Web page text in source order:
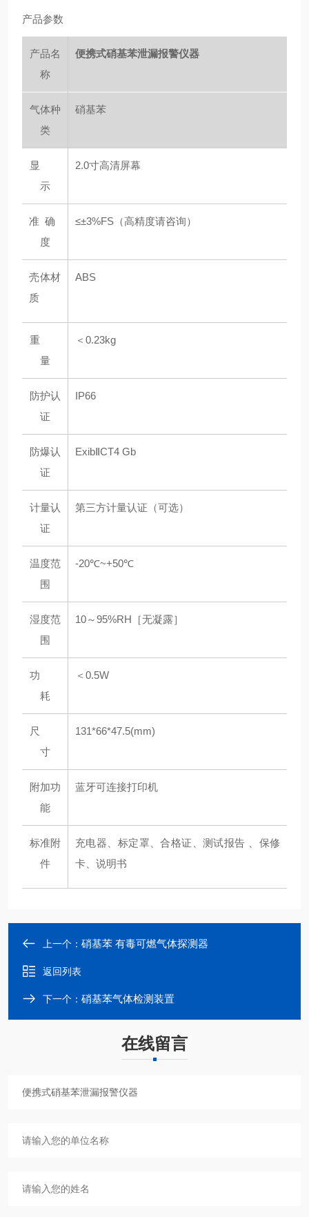
产品参数
产品名
称
便携式硝基苯泄漏报警仪器
气体种
类
硝基苯
显
示
2.0寸高清屏幕
准 确
度
≤±3%FS（高精度请咨询）
壳体材
质
ABS
重
量
＜0.23kg
防护认
证
IP66
防爆认
证
ExibⅡCT4 Gb
计量认
证
第三方计量认证（可选）
温度范
围
-20℃~+50℃
湿度范
围
10～95%RH［无凝露］
功
耗
＜0.5W
尺
寸
131*66*47.5(mm)
附加功
能
蓝牙可连接打印机
标准附
件
充电器、标定罩、合格证、测试报告 、保修
卡、说明书
上一个： 硝基苯 有毒可燃气体探测器
返回列表
下一个： 硝基苯气体检测装置
在线留言